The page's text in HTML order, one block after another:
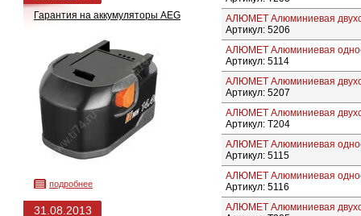
Гарантия на аккумуляторы AEG
подробнее
31.08.2013
АЛЮМЕТ Алюминиевая
Артикул: 5206
АЛЮМЕТ Алюминиевая
Артикул: 5114
АЛЮМЕТ Алюминиевая
Артикул: 5207
АЛЮМЕТ Алюминиевая
Артикул: Т204
АЛЮМЕТ Алюминиевая
Артикул: 5115
АЛЮМЕТ Алюминиевая
Артикул: 5116
АЛЮМЕТ Алюминиевая